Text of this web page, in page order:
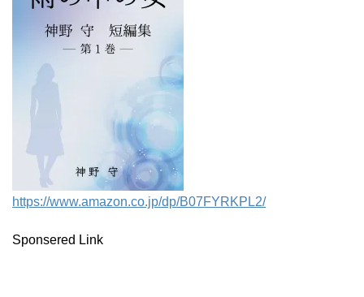
https://www.amazon.co.jp/dp/B07FYRKPL2/
Sponsered Link